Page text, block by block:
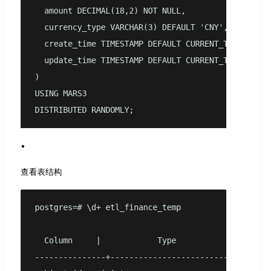
  amount DECIMAL(18,2) NOT NULL,
  currency_type VARCHAR(3) DEFAULT 'CNY',
create_time TIMESTAMP DEFAULT
update_time TIMESTAMP DEFAULT
)
USING MARS3
DISTRIBUTED RANDOMLY;
查看表结构
postgres=# \d+ etl_finance_temp
Column     |            Type             |
---------------+-----------------------------